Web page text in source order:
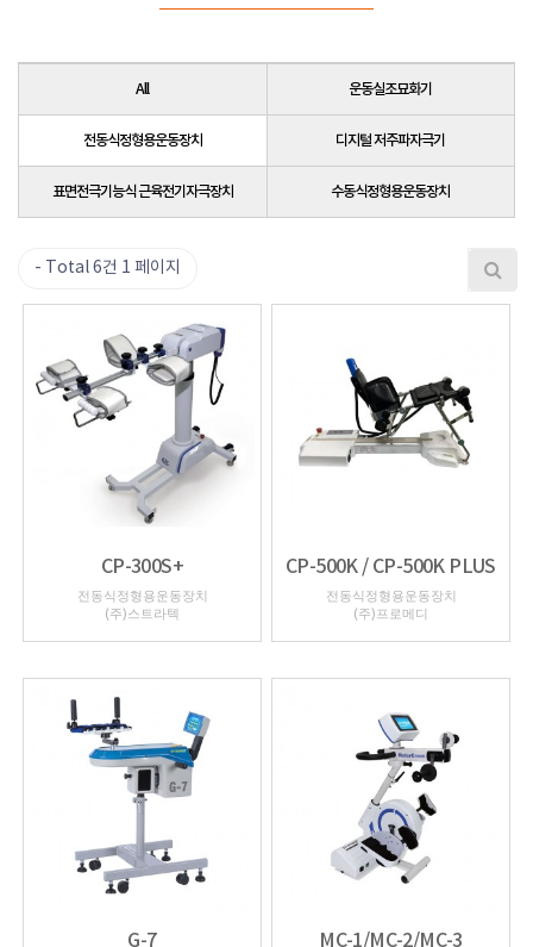
All 운동실조묘화기
전동식정형용운동장치 디지털 저주파자극기
표면전극기능식 근육전기자극장치 수동식정형용운동장치
Total 6건 1 페이지
CP-300S+
전동식정형용운동장치
(주)스트라텍
CP-500K / CP-500K PLUS
전동식정형용운동장치
(주)프로메디
G-7 MC-1/MC-2/MC-3